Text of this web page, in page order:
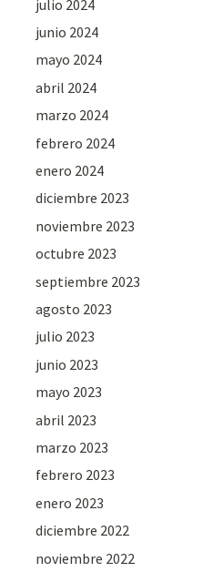
julio 2024
junio 2024
mayo 2024
abril 2024
marzo 2024
febrero 2024
enero 2024
diciembre 2023
noviembre 2023
octubre 2023
septiembre 2023
agosto 2023
julio 2023
junio 2023
mayo 2023
abril 2023
marzo 2023
febrero 2023
enero 2023
diciembre 2022
noviembre 2022